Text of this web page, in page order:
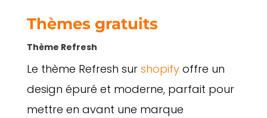
Thèmes gratuits
Thème Refresh
Le thème Refresh sur shopifyoffre un
design épuré et moderne, parfait pour
mettre en avant une marque